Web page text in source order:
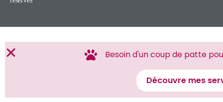
Besoin d'un coup de patte
Découvre mes